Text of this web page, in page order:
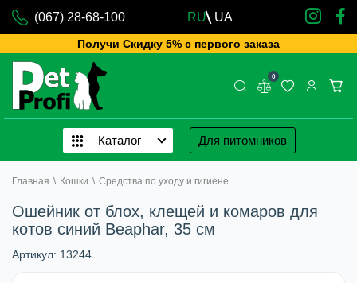
(067) 28-68-100 RU UA
Получи Скидку 5% с первого заказа
0
Каталог Для питомников
Главная \ Кошки \ Средства по уходу и гигиене
Ошейник от блох, клещей и комаров для
котов синий Beaphar, 35 см
Артикул: 13244